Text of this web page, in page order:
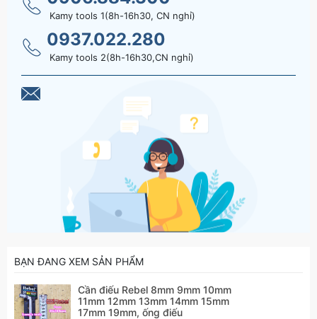
Kamy tools 1(8h-16h30, CN nghỉ)
0937.022.280
Kamy tools 2(8h-16h30,CN nghỉ)
BẠN ĐANG XEM SẢN PHẨM
Cần điếu Rebel 8mm 9mm 10mm
11mm 12mm 13mm 14mm 15mm
17mm 19mm, ống điếu